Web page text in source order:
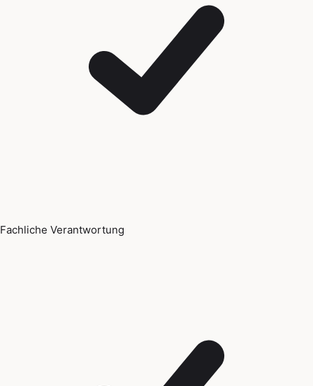
Fachliche Verantwortung